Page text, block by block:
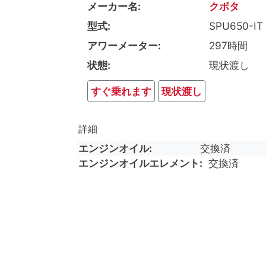
メーカー名
クボタ
型式
SPU650-IT
アワーメーター
297時間
状態
現状渡し
すぐ乗れます 現状渡し
詳細
エンジンオイル
交換済
エンジンオイルエレメント
交換済